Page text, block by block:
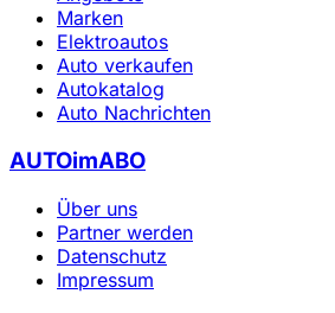
Marken
Elektroautos
Auto verkaufen
Autokatalog
Auto Nachrichten
AUTOimABO
Über uns
Partner werden
Datenschutz
Impressum